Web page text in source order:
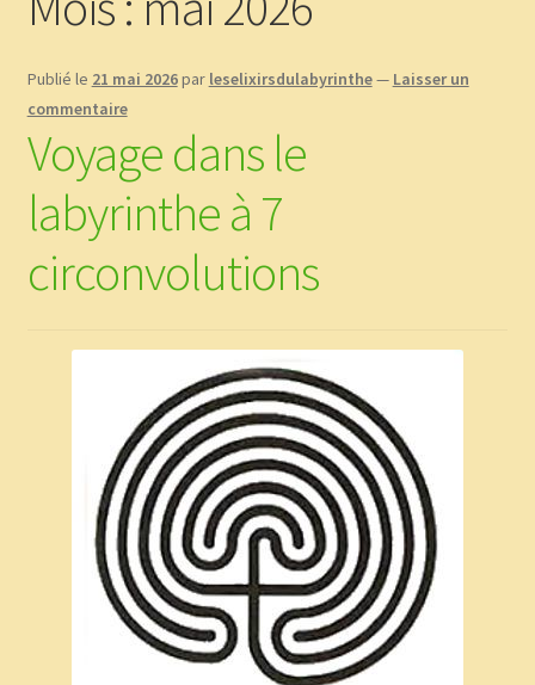
Boutique
CGV
Commande
Contact
Copinage
Méditations Labyrinthiques guidées
Mon Compte
page test diaporama
Publié le 21 mai 2026par leselixirsdulabyrinthe— Laisser un
commentaire
Voyage dans le
labyrinthe à 7
circonvolutions